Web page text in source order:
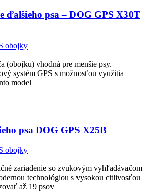
ďalšieho psa – DOG GPS X30T
obojky
(obojku) vhodná pre menšie psy.
systém GPS s možnosťou využitia
model
psa DOG GPS X25B
obojky
zariadenie so zvukovým vyhľadávačom
technológiou s vysokou citlivosťou
až 19 psov